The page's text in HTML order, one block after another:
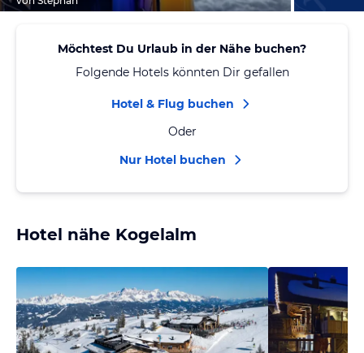
Möchtest Du Urlaub in der Nähe buchen?
Folgende Hotels könnten Dir gefallen
Hotel & Flug buchen
Oder
Nur Hotel buchen
Hotel nähe Kogelalm